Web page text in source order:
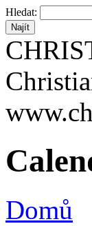
Hledat:
Domů